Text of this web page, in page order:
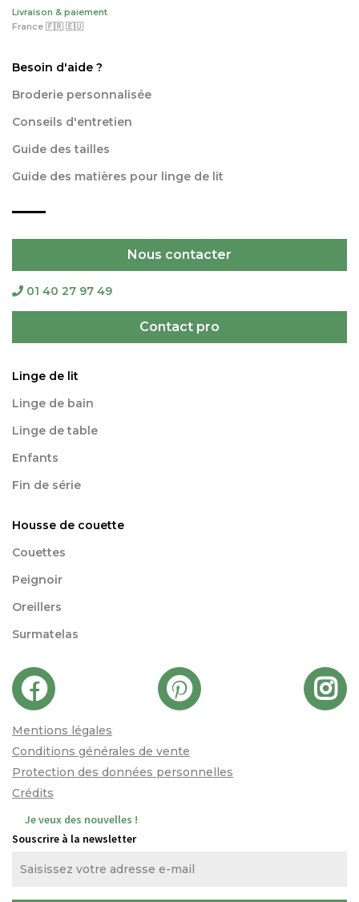
Livraison & paiement
France 🇫🇷 🇪🇺
Besoin d'aide ?
Broderie personnalisée
Conseils d'entretien
Guide des tailles
Guide des matières pour linge de lit
Nous contacter
01 40 27 97 49
Contact pro
Linge de lit
Linge de bain
Linge de table
Enfants
Fin de série
Housse de couette
Couettes
Peignoir
Oreillers
Surmatelas
Mentions légales
Conditions générales de vente
Protection des données personnelles
Crédits
Je veux des nouvelles !
Souscrire à la newsletter